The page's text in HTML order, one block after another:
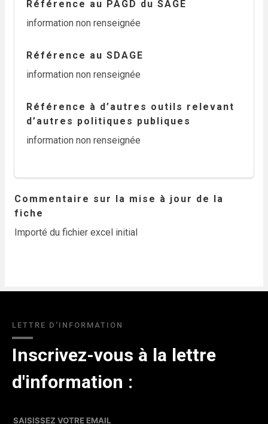
Référence au PAGD du SAGE
information non renseignée
Référence au SDAGE
information non renseignée
Référence à d’autres outils relevant
d’autres politiques publiques
information non renseignée
Commentaire sur la mise à jour de la
fiche
Importé du fichier excel initial
LETTRE D'INFORMATION
Inscrivez-vous à la lettre
d'information :